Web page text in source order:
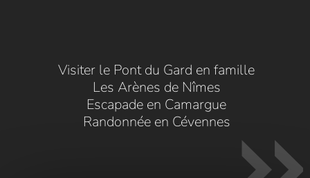
Visiter le Pont du Gard en famille
Les Arènes de Nîmes
Escapade en Camargue
Randonnée en Cévennes